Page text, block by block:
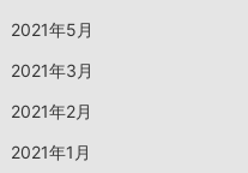
2021年5月
2021年3月
2021年2月
2021年1月